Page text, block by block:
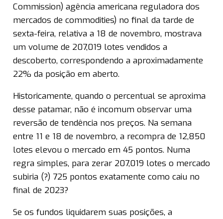
Commission) agência americana reguladora dos
mercados de commodities) no final da tarde de
sexta-feira, relativa a 18 de novembro, mostrava
um volume de 207,019 lotes vendidos a
descoberto, correspondendo a aproximadamente
22% da posição em aberto.
Historicamente, quando o percentual se aproxima
desse patamar, não é incomum observar uma
reversão de tendência nos preços. Na semana
entre 11 e 18 de novembro, a recompra de 12,850
lotes elevou o mercado em 45 pontos. Numa
regra simples, para zerar 207,019 lotes o mercado
subiria (?) 725 pontos exatamente como caiu no
final de 2023?
Se os fundos liquidarem suas posições, a